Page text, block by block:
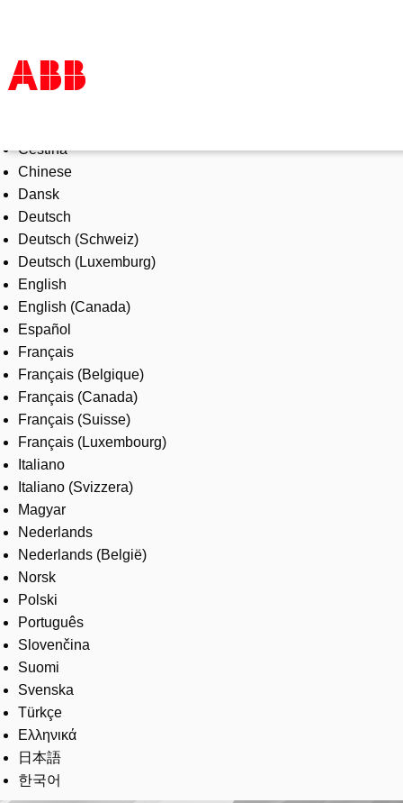
Products & Solutions
Industries
Services
About us
Where to buy
Contact us
Careers
Čeština
Chinese
Dansk
Deutsch
Deutsch (Schweiz)
Deutsch (Luxemburg)
English
English (Canada)
Español
Français
Français (Belgique)
Français (Canada)
Français (Suisse)
Français (Luxembourg)
Italiano
Italiano (Svizzera)
Magyar
Nederlands
Nederlands (België)
Norsk
Polski
Português
Slovenčina
Suomi
Svenska
Türkçe
Ελληνικά
日本語
한국어